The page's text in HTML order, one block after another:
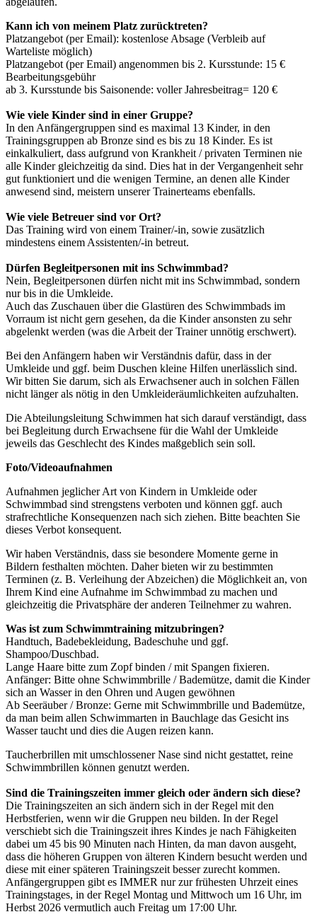
Kann ich von meinem Platz zurücktreten?
Platzangebot (per Email): kostenlose Absage (Verbleib auf
Warteliste möglich)
Platzangebot (per Email) angenommen bis 2. Kursstunde: 15 €
Bearbeitungsgebühr
ab 3. Kursstunde bis Saisonende: voller Jahresbeitrag= 120 €
Wie viele Kinder sind in einer Gruppe?
In den Anfängergruppen sind es maximal 13 Kinder, in den
Trainingsgruppen ab Bronze sind es bis zu 18 Kinder. Es ist
einkalkuliert, dass aufgrund von Krankheit / privaten Terminen nie
alle Kinder gleichzeitig da sind. Dies hat in der Vergangenheit sehr
gut funktioniert und die wenigen Termine, an denen alle Kinder
anwesend sind, meistern unserer Trainerteams ebenfalls.
Wie viele Betreuer sind vor Ort?
Das Training wird von einem Trainer/-in, sowie zusätzlich
mindestens einem Assistenten/-in betreut.
Dürfen Begleitpersonen mit ins Schwimmbad?
Nein, Begleitpersonen dürfen nicht mit ins Schwimmbad, sondern
nur bis in die Umkleide.
Auch das Zuschauen über die Glastüren des Schwimmbads im
Vorraum ist nicht gern gesehen, da die Kinder ansonsten zu sehr
abgelenkt werden (was die Arbeit der Trainer unnötig erschwert).
Bei den Anfängern haben wir Verständnis dafür, dass in der
Umkleide und ggf. beim Duschen kleine Hilfen unerlässlich sind.
Wir bitten Sie darum, sich als Erwachsener auch in solchen Fällen
nicht länger als nötig in den Umkleideräumlichkeiten aufzuhalten.
Die Abteilungsleitung Schwimmen hat sich darauf verständigt, dass
bei Begleitung durch Erwachsene für die Wahl der Umkleide
jeweils das Geschlecht des Kindes maßgeblich sein soll.
Foto/Videoaufnahmen
Aufnahmen jeglicher Art von Kindern in Umkleide oder
Schwimmbad sind strengstens verboten und können ggf. auch
strafrechtliche Konsequenzen nach sich ziehen. Bitte beachten Sie
dieses Verbot konsequent.
Wir haben Verständnis, dass sie besondere Momente gerne in
Bildern festhalten möchten. Daher bieten wir zu bestimmten
Terminen (z. B. Verleihung der Abzeichen) die Möglichkeit an, von
Ihrem Kind eine Aufnahme im Schwimmbad zu machen und
gleichzeitig die Privatsphäre der anderen Teilnehmer zu wahren.
Was ist zum Schwimmtraining mitzubringen?
Handtuch, Badebekleidung, Badeschuhe und ggf.
Shampoo/Duschbad.
Lange Haare bitte zum Zopf binden / mit Spangen fixieren.
Anfänger: Bitte ohne Schwimmbrille / Bademütze, damit die Kinder
sich an Wasser in den Ohren und Augen gewöhnen
Ab Seeräuber / Bronze: Gerne mit Schwimmbrille und Bademütze,
da man beim allen Schwimmarten in Bauchlage das Gesicht ins
Wasser taucht und dies die Augen reizen kann.
Taucherbrillen mit umschlossener Nase sind nicht gestattet, reine
Schwimmbrillen können genutzt werden.
Sind die Trainingszeiten immer gleich oder ändern sich diese?
Die Trainingszeiten an sich ändern sich in der Regel mit den
Herbstferien, wenn wir die Gruppen neu bilden. In der Regel
verschiebt sich die Trainingszeit ihres Kindes je nach Fähigkeiten
dabei um 45 bis 90 Minuten nach Hinten, da man davon ausgeht,
dass die höheren Gruppen von älteren Kindern besucht werden und
diese mit einer späteren Trainingszeit besser zurecht kommen.
Anfängergruppen gibt es IMMER nur zur frühesten Uhrzeit eines
Trainingstages, in der Regel Montag und Mittwoch um 16 Uhr, im
Herbst 2026 vermutlich auch Freitag um 17:00 Uhr.